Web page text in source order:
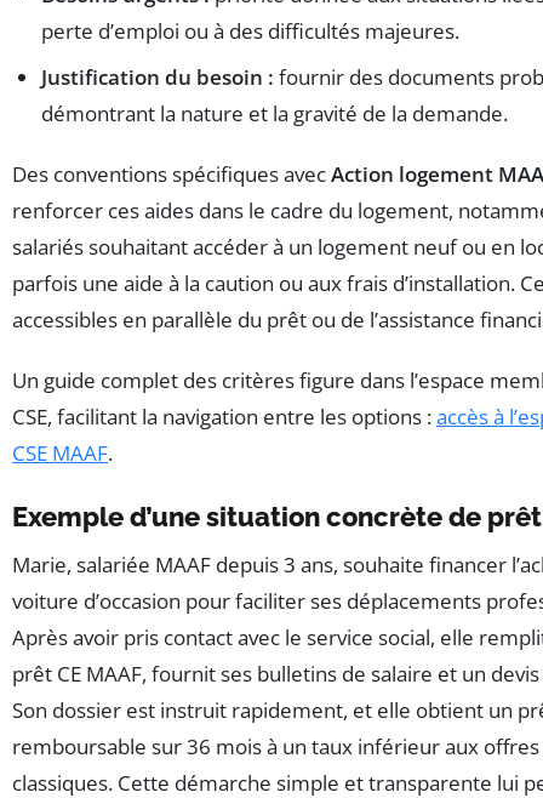
perte d’emploi ou à des difficultés majeures.
Justification du besoin : fournir des documents
démontrant la nature et la gravité de la demande.
Des conventions spécifiques avecAction logement
renforcer ces aides dans le cadre du logement,
salariés souhaitant accéder à un logement neuf ou en
parfois une aide à la caution ou aux frais d’installation.
accessibles en parallèle du prêt ou de l’assistance
Un guide complet des critères figure dans l’espace
CSE, facilitant la navigation entre les options :accès à
CSE MAAF.
Exemple d’une situation concrète de prêt
Marie, salariée MAAF depuis 3 ans, souhaite financer
voiture d’occasion pour faciliter ses déplacements
Après avoir pris contact avec le service social, elle
prêt CE MAAF, fournit ses bulletins de salaire et un
Son dossier est instruit rapidement, et elle obtient un
remboursable sur 36 mois à un taux inférieur aux
classiques. Cette démarche simple et transparente lui